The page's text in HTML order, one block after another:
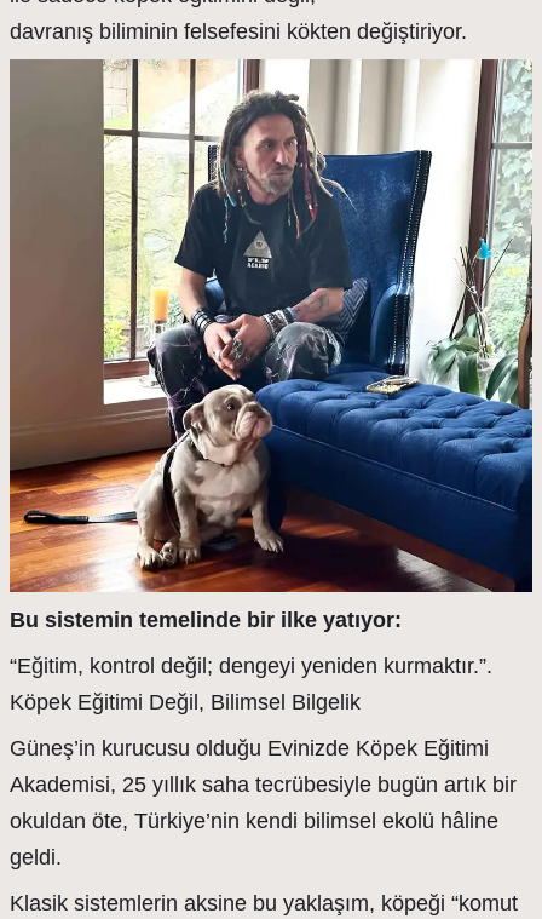
davranış biliminin felsefesini kökten değiştiriyor.
Bu sistemin temelinde bir ilke yatıyor:
“Eğitim, kontrol değil; dengeyi yeniden kurmaktır.”.
Köpek Eğitimi Değil, Bilimsel Bilgelik
Güneş’in kurucusu olduğu Evinizde Köpek Eğitimi
Akademisi, 25 yıllık saha tecrübesiyle bugün artık bir
okuldan öte, Türkiye’nin kendi bilimsel ekolü hâline
geldi.
Klasik sistemlerin aksine bu yaklaşım, köpeği “komut